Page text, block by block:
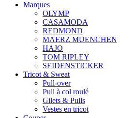
Marques
OLYMP
CASAMODA
REDMOND
MAERZ MUENCHEN
HAJO
TOM RIPLEY
SEIDENSTICKER
Tricot & Sweat
Pull-over
Pull à col roulé
Gilets & Pulls
Vestes en tricot